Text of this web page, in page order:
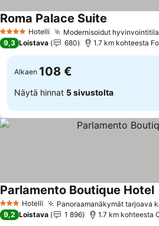
4 Tähtiluokitus
Hotelli Modernisoidut
Roma Palace Suite
9,3 Loistava 680 1.7 km kohteesta
Alkaen 108 €
Näytä hinnat 5 sivustolta
3 Tähtiluokitus
Hotelli Panoraamanäkymät tarjoava
Parlamento Boutique Hotel
9,2 Loistava 1 896 1.7 km kohteesta